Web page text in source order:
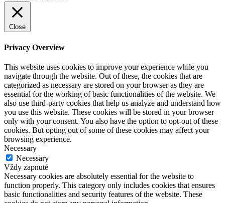
Close
Privacy Overview
This website uses cookies to improve your experience while you
navigate through the website. Out of these, the cookies that are
categorized as necessary are stored on your browser as they are
essential for the working of basic functionalities of the website. We
also use third-party cookies that help us analyze and understand how
you use this website. These cookies will be stored in your browser
only with your consent. You also have the option to opt-out of these
cookies. But opting out of some of these cookies may affect your
browsing experience.
Necessary
Necessary
Vždy zapnuté
Necessary cookies are absolutely essential for the website to
function properly. This category only includes cookies that ensures
basic functionalities and security features of the website. These